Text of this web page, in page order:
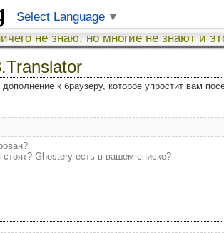
Select Language ▼
не знаю, но многие не знают и
к браузеру, которое упростит вам
стоят? Ghostery есть в вашем списке?